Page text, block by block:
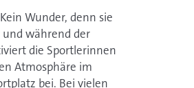
Wunder, denn sie
während der
die Sportlerinnen
Atmosphäre im
bei. Bei vielen